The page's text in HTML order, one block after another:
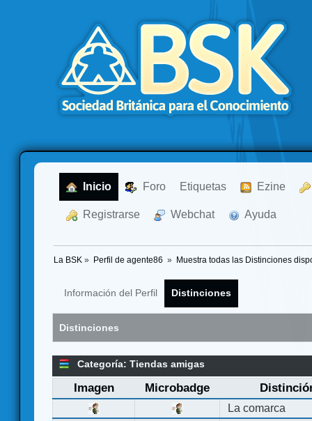
Inicio Foro Etiquetas Ezine
Registrarse Webchat Ayuda
La BSK » Perfil de agente86 » Muestra todas las Distinciones
Información del Perfil Distinciones
Distinciones
Categoría: Tiendas amigas
Imagen Microbadge
La comarca